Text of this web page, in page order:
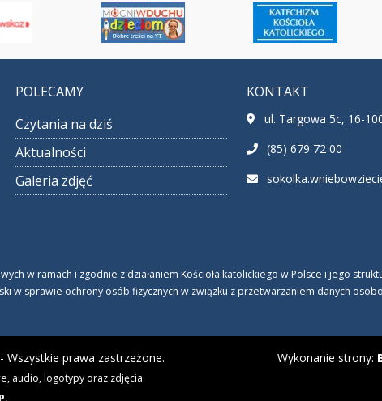
POLECAMY
Czytania na dziś
Aktualności
Galeria zdjęć
KONTAKT
ul. Targowa 5c, 16-
(85) 679 72 00
w ramach i zgodnie z działaniem Kościoła katolickiego w Polsce i jego
w sprawie ochrony osób fizycznych w związku z przetwarzaniem danych
- Wszystkie prawa zastrzeżone.
audio, logotypy oraz zdjęcia
Wykonanie strony: